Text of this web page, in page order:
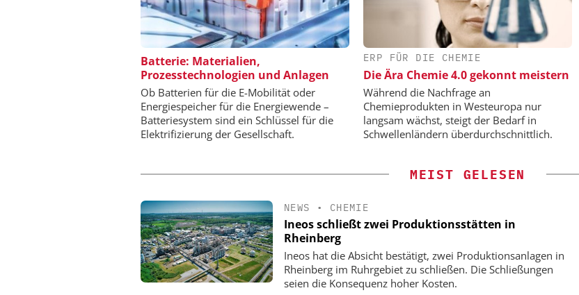
Batterie: Materialien,
Prozesstechnologien und Anlagen
Ob Batterien für die E-Mobilität oder
Energiespeicher für die Energiewende –
Batteriesystem sind ein Schlüssel für die
Elektrifizierung der Gesellschaft.
ERP FÜR DIE CHEMIE
Die Ära Chemie 4.0 gekonnt meistern
Während die Nachfrage an
Chemieprodukten in Westeuropa nur
langsam wächst, steigt der Bedarf in
Schwellenländern überdurchschnittlich.
SAS INSTITUTE GMBH / JMP
SOFTWARE
Visualisierung von Daten für
wissenschaftliche Erkenntnisse
DIPL.-ING. WILHELM SCHMIDT GMBH
Skalierbar vom Labor bis zur
Produktion
MEIST GELESEN
NEWS • CHEMIE
Ineos schließt zwei Produktionsstätten in
Rheinberg
Ineos hat die Absicht bestätigt, zwei Produktionsanlagen in
Rheinberg im Ruhrgebiet zu schließen. Die Schließungen
seien die Konsequenz hoher Kosten.